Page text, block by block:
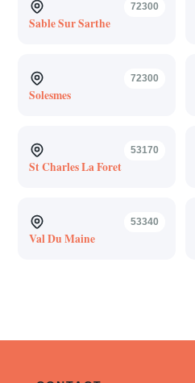
72300
Sable Sur Sarthe
72300
Solesmes
53170
St Charles La Foret
53340
Val Du Maine